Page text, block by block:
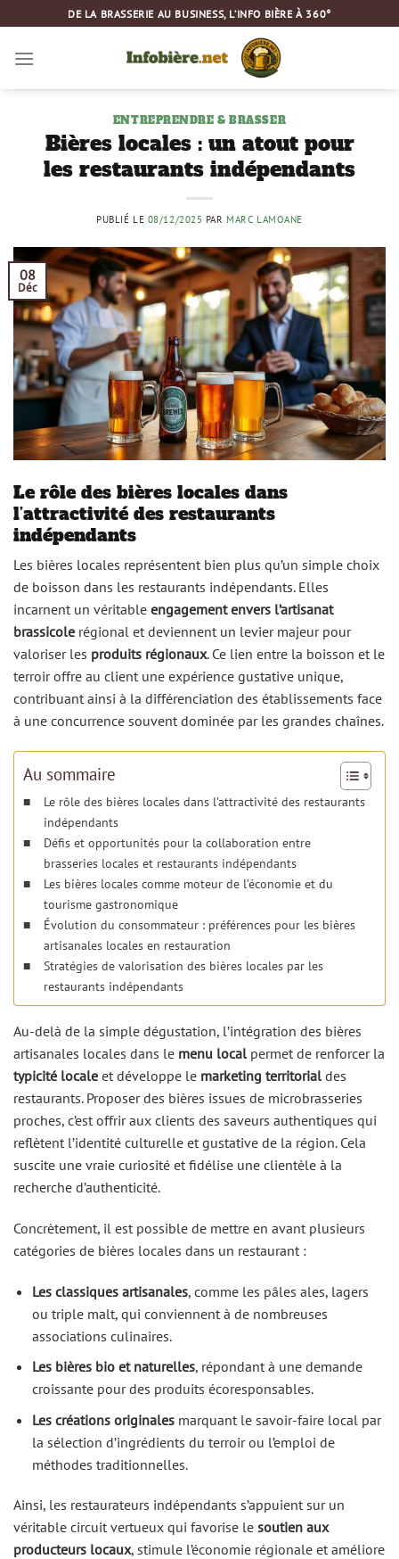
au
contenu
DE LA BRASSERIE AU BUSINESS, L’INFO BIÈRE À 360°
ENTREPRENDRE & BRASSER
Bières locales : un atout pour
les restaurants indépendants
PUBLIÉ LE 08/12/2025 PAR MARC LAMOANE
08
Déc
Le rôle des bières locales dans
l’attractivité des restaurants
indépendants
Les bières locales représentent bien plus qu’un simple choix
de boisson dans les restaurants indépendants. Elles
incarnent un véritable engagement envers l’artisanat
brassicole régional et deviennent un levier majeur pour
valoriser les produits régionaux. Ce lien entre la boisson et le
terroir offre au client une expérience gustative unique,
contribuant ainsi à la différenciation des établissements face
à une concurrence souvent dominée par les grandes chaînes.
Au sommaire
Le rôle des bières locales dans l’attractivité des restaurants
indépendants
Défis et opportunités pour la collaboration entre
brasseries locales et restaurants indépendants
Les bières locales comme moteur de l’économie et du
tourisme gastronomique
Évolution du consommateur : préférences pour les bières
artisanales locales en restauration
Stratégies de valorisation des bières locales par les
restaurants indépendants
Au-delà de la simple dégustation, l’intégration des bières
artisanales locales dans le menu local permet de renforcer la
typicité locale et développe le marketing territorial des
restaurants. Proposer des bières issues de microbrasseries
proches, c’est offrir aux clients des saveurs authentiques qui
reflètent l’identité culturelle et gustative de la région. Cela
suscite une vraie curiosité et fidélise une clientèle à la
recherche d’authenticité.
Concrètement, il est possible de mettre en avant plusieurs
catégories de bières locales dans un restaurant :
Les classiques artisanales, comme les pâles ales, lagers
ou triple malt, qui conviennent à de nombreuses
associations culinaires.
Les bières bio et naturelles, répondant à une demande
croissante pour des produits écoresponsables.
Les créations originalesmarquant le savoir-faire local par
la sélection d’ingrédients du terroir ou l’emploi de
méthodes traditionnelles.
Ainsi, les restaurateurs indépendants s’appuient sur un
véritable circuit vertueux qui favorise le soutien aux
producteurs locaux, stimule l’économie régionale et améliore